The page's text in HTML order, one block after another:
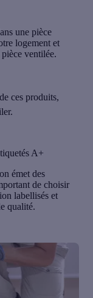
une pièce
logement et
ventilée.
ces produits,
A+
émet des
de choisir
labellisés et
qualité.